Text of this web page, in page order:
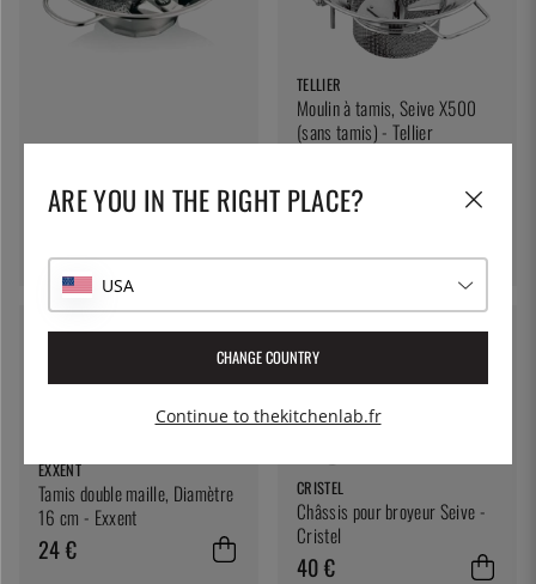
Moulin Seive, Seive X3- Tellier
210 €
TELLIER
Moulin à tamis, Seive X500
(sans tamis) - Tellier
EXXENT
Tamis double maille, Diamètre
16 cm - Exxent
24 €
CRISTEL
Châssis pour broyeur Seive -
Cristel
40 €
ARE YOU IN THE RIGHT PLACE?
USA
CHANGE COUNTRY
Continue to thekitchenlab.fr